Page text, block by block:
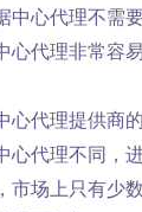
中心代理不需
代理非常容易
心代理提供商
心代理不同，
市场上只有少